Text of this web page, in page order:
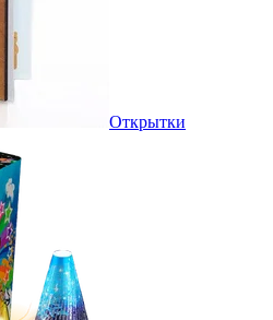
Открытки